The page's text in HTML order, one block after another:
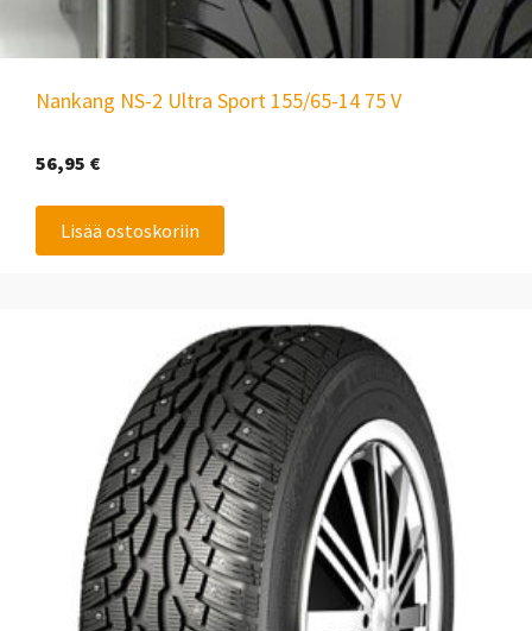
Nankang NS-2 Ultra Sport 155/65-14 75 V
56,95 €
Lisää ostoskoriin